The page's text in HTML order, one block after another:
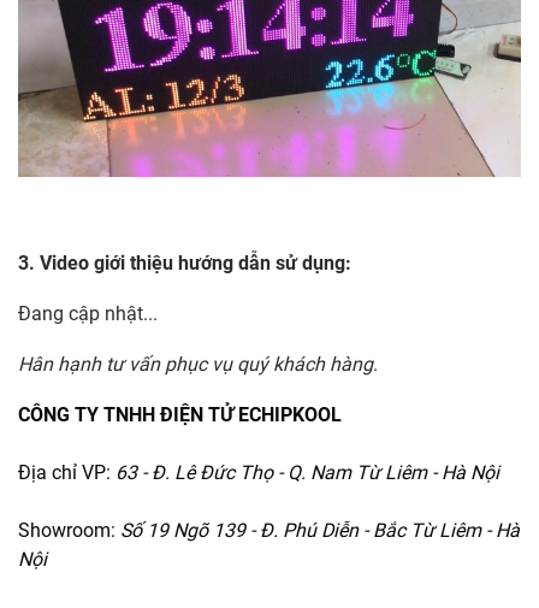
3. Video giới thiệu hướng dẫn sử dụng:
Đang cập nhật...
Hân hạnh tư vấn phục vụ quý khách hàng.
CÔNG TY TNHH ĐIỆN TỬ ECHIPKOOL
Địa chỉ VP: 63 - Đ. Lê Đức Thọ - Q. Nam Từ Liêm - Hà Nội
Showroom: Số 19 Ngõ 139 - Đ. Phú Diễn - Bắc Từ Liêm - Hà
Nội